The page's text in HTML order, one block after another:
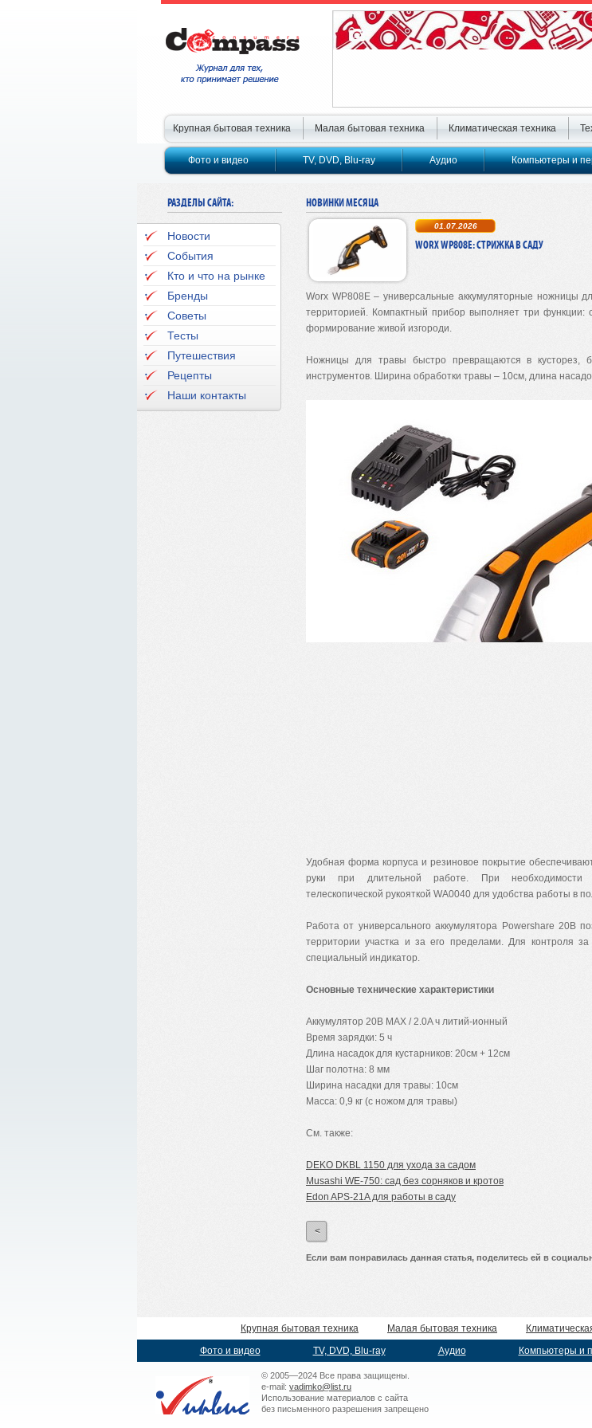
РАЗДЕЛЫ САЙТА:
Новости
События
Кто и что на рынке
Бренды
Советы
Тесты
Путешествия
Рецепты
Наши контакты
НОВИНКИ МЕСЯЦА
01.07.2026
WORX WP808E: СТРИЖКА В САДУ
Worx WP808E–универсальные аккумуляторные ножницы
территорией. Компактный прибор выполняет три функции:
формирование живой изгороди.
Ножницы для травы быстро превращаются в кусторез,
инструментов. Ширина обработки травы – 10см, длина
Удобная форма корпуса и резиновое покрытие
руки при длительной работе. При необходимости
телескопической рукояткой WA0040 для удобства работы в
Работа от универсального аккумулятора Powershare 20В
территории участка и за его пределами.Для контроля за
специальный индикатор.
Основные технические характеристики
Аккумулятор 20В MAX / 2.0A ч литий-ионный
Время зарядки: 5 ч
Длина насадок для кустарников: 20см + 12см
Шаг полотна: 8 мм
Ширина насадки для травы: 10см
Масса: 0,9 кг (с ножом для травы)
См. также:
DEKO DKBL 1150 для ухода за садом
Musashi WE-750: сад без сорняков и кротов
Edon APS-21A для работы в саду
<
Если вам понравилась данная статья, поделитесь ей в
Крупная бытовая техника Малая бытовая техника Климатическая техника
Фото и видео TV, DVD, Blu-ray Аудио Компьютеры и
Крупная бытовая техника Малая бытовая техника
Фото и видео
TV, DVD, Blu-ray Аудио Компьютеры и
© 2005—2024 Все права защищены.
e-mail: vadimko@list.ru
Использование материалов с сайта
без письменного разрешения запрещено